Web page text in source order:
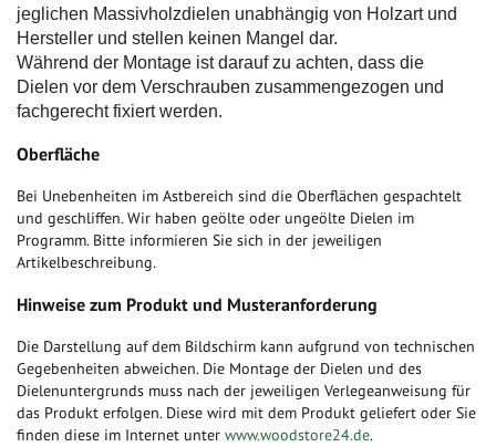
jeglichen Massivholzdielen unabhängig von Holzart und
Hersteller und stellen keinen Mangel dar.
Während der Montage ist darauf zu achten, dass die
Dielen vor dem Verschrauben zusammengezogen und
fachgerecht fixiert werden.
Oberfläche
Bei Unebenheiten im Astbereich sind die Oberflächen gespachtelt
und geschliffen. Wir haben geölte oder ungeölte Dielen im
Programm. Bitte informieren Sie sich in der jeweiligen
Artikelbeschreibung.
Hinweise zum Produkt und Musteranforderung
Die Darstellung auf dem Bildschirm kann aufgrund von technischen
Gegebenheiten abweichen. Die Montage der Dielen und des
Dielenuntergrunds muss nach der jeweiligen Verlegeanweisung für
das Produkt erfolgen. Diese wird mit dem Produkt geliefert oder Sie
finden diese im Internet unter www.woodstore24.de.